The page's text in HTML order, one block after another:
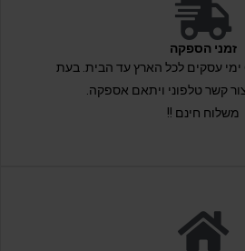
זמני הספקה
זמן אספקה בין 6-19 ימי עסקים לכל הארץ עד הבית. בעת
קשר טלפוני ויתאם אספקה.
משלוח חינם !!